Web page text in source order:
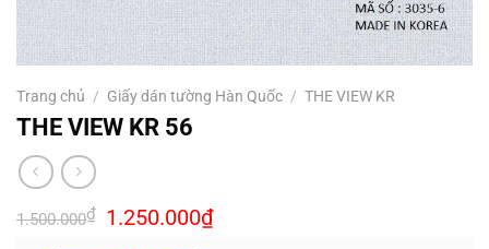
Trang chủ / Giấy dán tường Hàn Quốc / THE VIEW KR
THE VIEW KR 56
1.500.000₫ Giá
gốc
1.250.000₫Giá
hiện